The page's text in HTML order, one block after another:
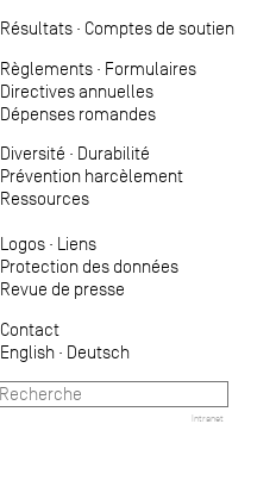
Résultats · Comptes de soutien
Règlements · Formulaires
Directives annuelles
Dépenses romandes
Diversité · Durabilité
Prévention harcèlement
Ressources
Logos · Liens
Protection des données
Revue de presse
Contact
English · Deutsch
Intranet